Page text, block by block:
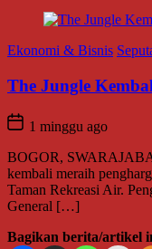
Ekonomi & Bisnis
The Jungle
1 minggu ago
BOGOR,
kembali meraih
Taman Rekreasi Air.
General […]
Bagikan berita/artikel